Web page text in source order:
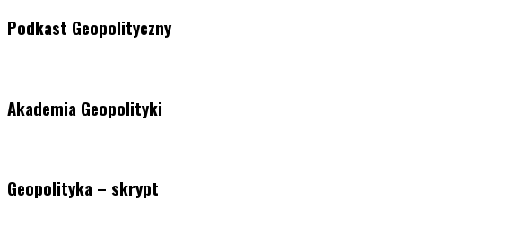
Podkast Geopolityczny
Akademia Geopolityki
Geopolityka – skrypt